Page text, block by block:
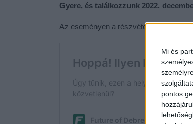
Mi és
pontos
Gyere, és találkozzunk 2022.
Az eseményen a részvétel ingyenes,